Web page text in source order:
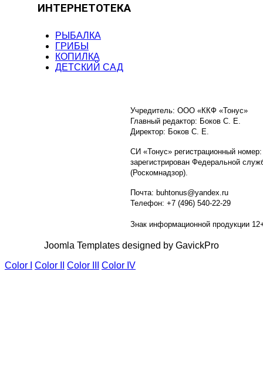
ИНТЕРНЕТОТЕКА
РЫБАЛКА
ГРИБЫ
КОПИЛКА
ДЕТСКИЙ САД
Учредитель: ООО «ККФ «Тонус»
Главный редактор: Боков С. Е.
Директор: Боков С. Е.
СИ «Тонус» регистрационный
зарегистрирован Федеральной
(Роскомнадзор).
Почта: buhtonus@yandex.ru
Телефон: +7 (496) 540-22-29
Знак информационной продукции
Joomla Templates designed by GavickPro
Color I
Color II Color III Color IV